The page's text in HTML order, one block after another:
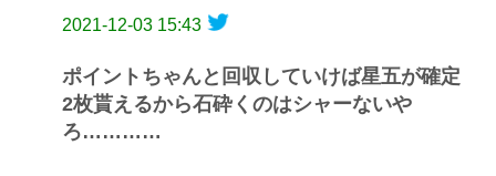
2021-12-03 15:43
ポイントちゃんと回収していけば星五が確定
2枚貰えるから石砕くのはシャーないや
ろ…………